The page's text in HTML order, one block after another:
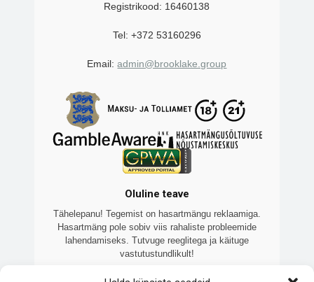
Registrikood: 16460138
Tel: +372 53160296
Email:admin@brooklake.group
Oluline teave
Tähelepanu! Tegemist on hasartmängu reklaamiga.
Hasartmäng pole sobiv viis rahaliste probleemide
lahendamiseks. Tutvuge reeglitega ja käituge
vastutustundlikult!